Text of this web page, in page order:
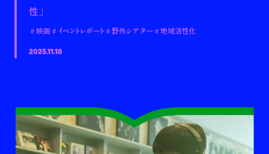
性」
＃映画＃イベントレポート ＃野外シアター＃地域活性化
2025.11.18